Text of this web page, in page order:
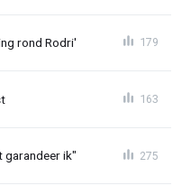
rond Rodri' 179
163
garandeer ik" 275